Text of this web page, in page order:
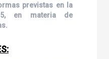
previstas en la
en materia de